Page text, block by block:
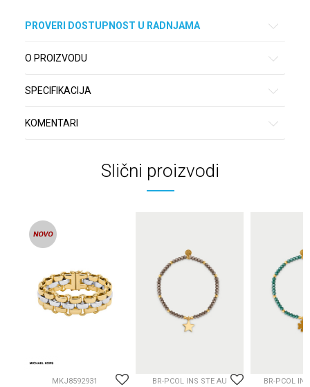
PROVERI DOSTUPNOST U RADNJAMA
O PROIZVODU
SPECIFIKACIJA
KOMENTARI
Slični proizvodi
MKJ8592931 BR-PCOL INS STE AU BR-PCOL